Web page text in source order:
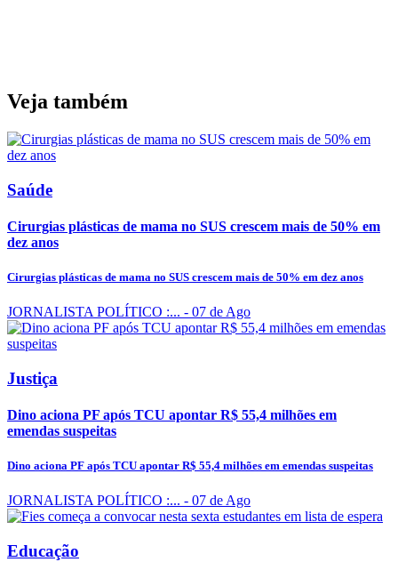
Veja também
Saúde
Cirurgias plásticas de mama no SUS crescem mais de 50% em
dez anos
Cirurgias plásticas de mama no SUS crescem mais de 50% em dez anos
JORNALISTA POLÍTICO :... - 07 de Ago
Justiça
Dino aciona PF após TCU apontar R$ 55,4 milhões em
emendas suspeitas
Dino aciona PF após TCU apontar R$ 55,4 milhões em emendas suspeitas
JORNALISTA POLÍTICO :... - 07 de Ago
Educação